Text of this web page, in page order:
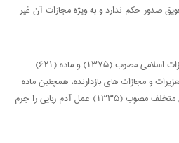
صدور حکم ندارد و به ویژه مجازات آن غیر
قانون گذار در ماده (۸۵۲) قانون مجازات اسلامی مصوب (۱۳۷۵) و ماده (۶۲۱)
در بخش تعزیرات و مجازات های بازدارنده، همچنین ماده
واحده قانون تشدید مجازات رانندگان متخلف مصوب (۱۳۳۵) عمل آدم ربایی را جرم